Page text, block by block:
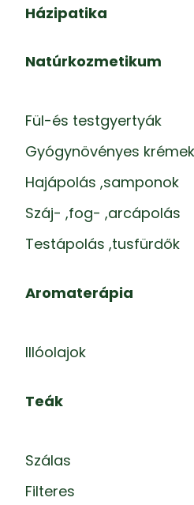
Házipatika
Natúrkozmetikum
Fül-és testgyertyák
Gyógynövényes
Hajápolás ,samponok
Száj- ,fog- ,arcápolás
Testápolás ,tusfürdők
Aromaterápia
Illóolajok
Teák
Szálas
Filteres